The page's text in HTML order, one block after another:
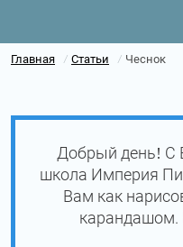
Главная / Статьи / Чеснок
Добрый день! С
школа Империя
Вам как